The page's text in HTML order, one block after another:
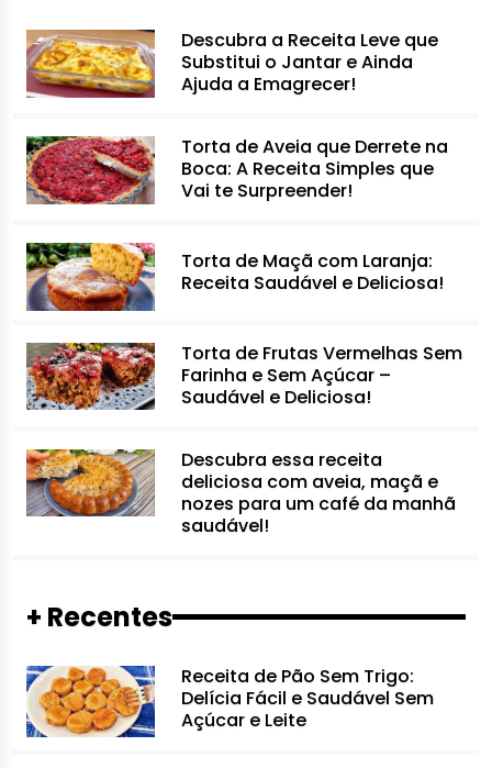
Descubra a Receita Leve que
Substitui o Jantar e Ainda
Ajuda a Emagrecer!
Torta de Aveia que Derrete na
Boca: A Receita Simples que
Vai te Surpreender!
Torta de Maçã com Laranja:
Receita Saudável e Deliciosa!
Torta de Frutas Vermelhas Sem
Farinha e Sem Açúcar –
Saudável e Deliciosa!
Descubra essa receita
deliciosa com aveia, maçã e
nozes para um café da manhã
saudável!
+ Recentes
Receita de Pão Sem Trigo:
Delícia Fácil e Saudável Sem
Açúcar e Leite